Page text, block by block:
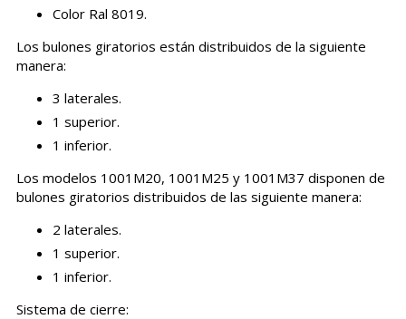
Color Ral 8019.
Los bulones giratorios están distribuidos de la siguiente
manera:
3 laterales.
1 superior.
1 inferior.
Los modelos 1001M20, 1001M25 y 1001M37 disponen de
bulones giratorios distribuidos de las siguiente manera:
2 laterales.
1 superior.
1 inferior.
Sistema de cierre: